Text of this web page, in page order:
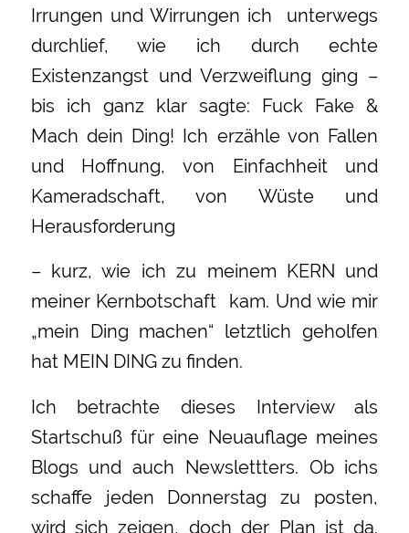
Irrungen und Wirrungen ich unterwegs
durchlief, wie ich durch echte
Existenzangst und Verzweiflung ging –
bis ich ganz klar sagte: Fuck Fake &
Mach dein Ding! Ich erzähle von Fallen
und Hoffnung, von Einfachheit und
Kameradschaft, von Wüste und
Herausforderung
– kurz, wie ich zu meinem KERN und
meiner Kernbotschaft kam. Und wie mir
„mein Ding machen“ letztlich geholfen
hat MEIN DING zu finden.
Ich betrachte dieses Interview als
Startschuß für eine Neuauflage meines
Blogs und auch Newslettters. Ob ichs
schaffe jeden Donnerstag zu posten,
wird sich zeigen, doch der Plan ist da.